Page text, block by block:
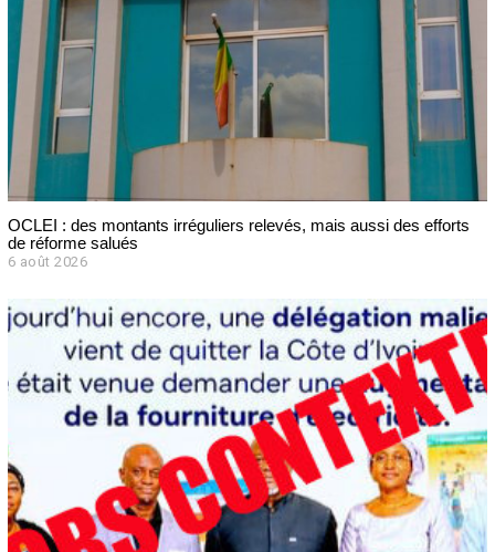
OCLEI : des montants irréguliers relevés, mais aussi des efforts
de réforme salués
6 août 2026